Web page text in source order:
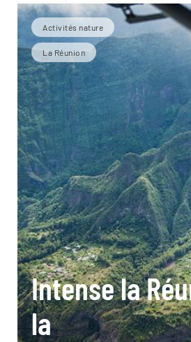
Activités nature
La Réunion
Intense la
la